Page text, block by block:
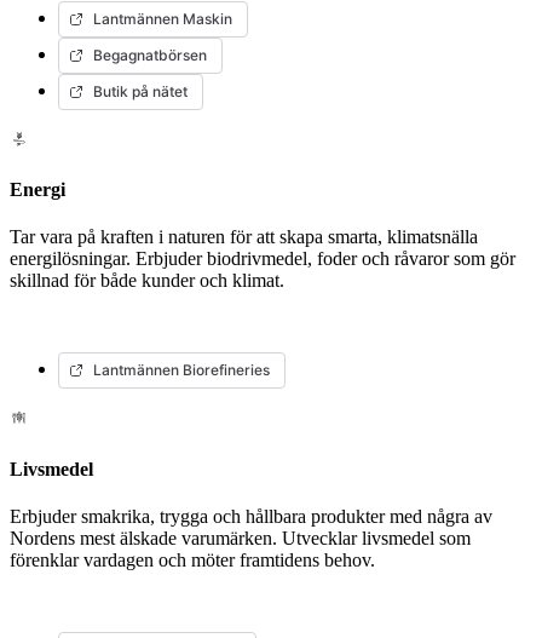
Lantmännen Maskin
Begagnatbörsen
Butik på nätet
Energi
Tar vara på kraften i naturen för att skapa smarta, klimatsnälla
energilösningar. Erbjuder biodrivmedel, foder och råvaror som gör
skillnad för både kunder och klimat.
Lantmännen Biorefineries
Livsmedel
Erbjuder smakrika, trygga och hållbara produkter med några av
Nordens mest älskade varumärken. Utvecklar livsmedel som
förenklar vardagen och möter framtidens behov.